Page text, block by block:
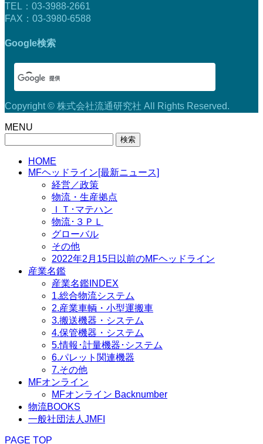
TEL：03-3988-2661
FAX：03-3980-6588
Google検索
Copyright © 株式会社流通研究社 All Rights Reserved.
MENU
HOME
MFヘッドライン[最新ニュース]
経営／政策
物流・生産拠点
ＩＴ･マテハン
物流･３ＰＬ
グローバル
その他
2022年2月15日以前のMFヘッドライン
産業名鑑
産業名鑑INDEX
1.総合物流システム
2.産業車輌・小型運搬車
3.搬送機器・システム
4.保管機器・システム
5.情報･計量機器･システム
6.パレット関連機器
7.その他
MFオンライン
MFオンライン Backnumber
物流BOOKS
一般社団法人JMFI
PAGE TOP